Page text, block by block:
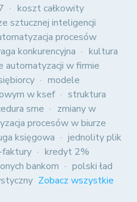
koszt całkowity
sztucznej inteligencji
procesów
konkurencyjna
kultura
automatyzacji w firmie
modele
w ksef
struktura
sme
zmiany w
procesów w biurze
księgowa
jednolity plik
kredyt 2%
bankom
polski ład
Zobacz wszystkie